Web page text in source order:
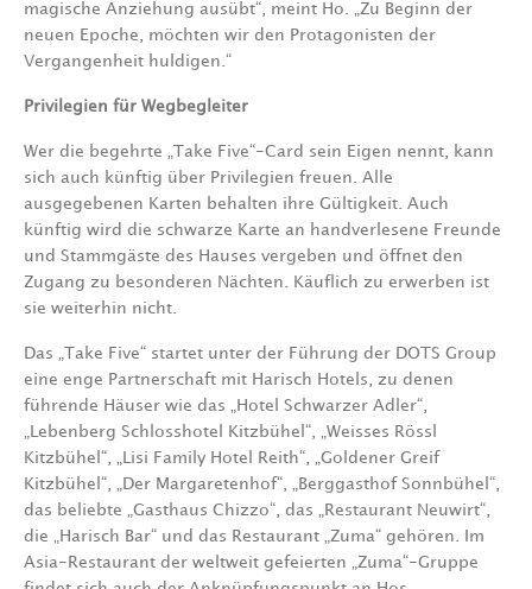
magische Anziehung ausübt“, meint Ho. „Zu Beginn der
neuen Epoche, möchten wir den Protagonisten der
Vergangenheit huldigen.“
Privilegien für Wegbegleiter
Wer die begehrte „Take Five“-Card sein Eigen nennt, kann
sich auch künftig über Privilegien freuen. Alle
ausgegebenen Karten behalten ihre Gültigkeit. Auch
künftig wird die schwarze Karte an handverlesene Freunde
und Stammgäste des Hauses vergeben und öffnet den
Zugang zu besonderen Nächten. Käuflich zu erwerben ist
sie weiterhin nicht.
Das „Take Five“ startet unter der Führung der DOTS Group
eine enge Partnerschaft mit Harisch Hotels, zu denen
führende Häuser wie das „Hotel Schwarzer Adler“,
„Lebenberg Schlosshotel Kitzbühel“, „Weisses Rössl
Kitzbühel“, „Lisi Family Hotel Reith“, „Goldener Greif
Kitzbühel“, „Der Margaretenhof“, „Berggasthof Sonnbühel“,
das beliebte „Gasthaus Chizzo“, das „Restaurant Neuwirt“,
die „Harisch Bar“ und das Restaurant „Zuma“ gehören. Im
Asia-Restaurant der weltweit gefeierten „Zuma“-Gruppe